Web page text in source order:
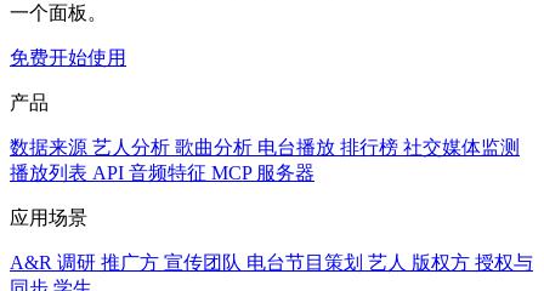
一个面板。
免费开始使用
产品
数据来源 艺人分析 歌曲分析 电台播放 排行榜 社交媒体监测
播放列表 API 音频特征 MCP 服务器
应用场景
A&R 调研 推广方 宣传团队 电台节目策划 艺人 版权方 授权与